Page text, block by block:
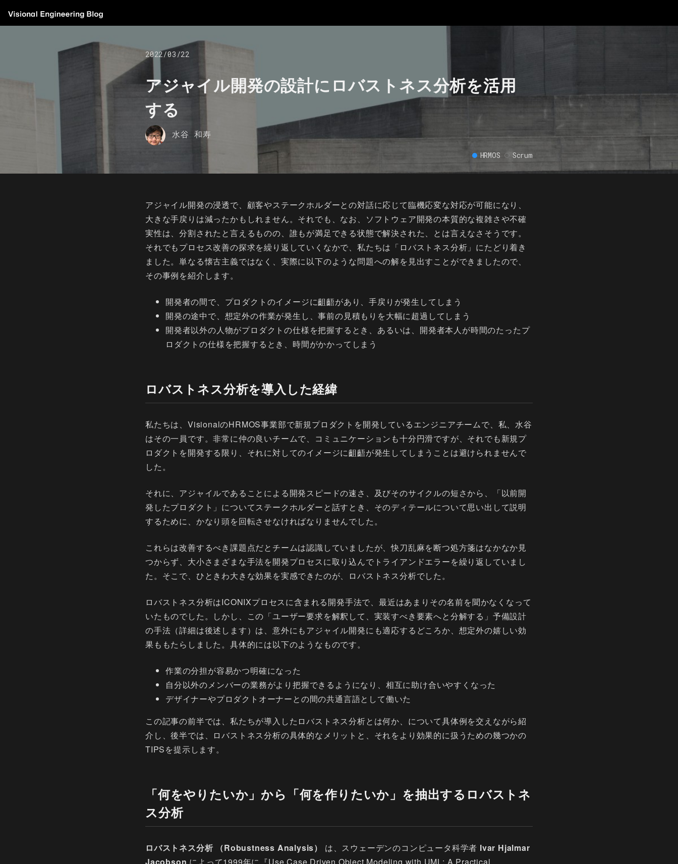
2022/03/22
アジャイル開発の設計にロバストネス分析を活用
する
水谷 和寿
HRMOS Scrum
アジャイル開発の浸透で、顧客やステークホルダーとの対話に応じて臨機応変な対応が可能になり、
大きな手戻りは減ったかもしれません。それでも、なお、ソフトウェア開発の本質的な複雑さや不確
実性は、分割されたと言えるものの、誰もが満足できる状態で解決された、とは言えなさそうです。
それでもプロセス改善の探求を繰り返していくなかで、私たちは「ロバストネス分析」にたどり着き
ました。単なる懐古主義ではなく、実際に以下のような問題への解を見出すことができましたので、
その事例を紹介します。
開発者の間で、プロダクトのイメージに齟齬があり、手戻りが発生してしまう
開発の途中で、想定外の作業が発生し、事前の見積もりを大幅に超過してしまう
開発者以外の人物がプロダクトの仕様を把握するとき、あるいは、開発者本人が時間のたったプ
ロダクトの仕様を把握するとき、時間がかかってしまう
ロバストネス分析を導入した経緯
私たちは、VisionalのHRMOS事業部で新規プロダクトを開発しているエンジニアチームで、私、水谷
はその一員です。非常に仲の良いチームで、コミュニケーションも十分円滑ですが、それでも新規プ
ロダクトを開発する限り、それに対してのイメージに齟齬が発生してしまうことは避けられませんで
した。
それに、アジャイルであることによる開発スピードの速さ、及びそのサイクルの短さから、「以前開
発したプロダクト」についてステークホルダーと話すとき、そのディテールについて思い出して説明
するために、かなり頭を回転させなければなりませんでした。
これらは改善するべき課題点だとチームは認識していましたが、快刀乱麻を断つ処方箋はなかなか見
つからず、大小さまざまな手法を開発プロセスに取り込んでトライアンドエラーを繰り返していまし
た。そこで、ひときわ大きな効果を実感できたのが、ロバストネス分析でした。
ロバストネス分析はICONIXプロセスに含まれる開発手法で、最近はあまりその名前を聞かなくなって
いたものでした。しかし、この「ユーザー要求を解釈して、実装すべき要素へと分解する」予備設計
の手法（詳細は後述します）は、意外にもアジャイル開発にも適応するどころか、想定外の嬉しい効
果ももたらしました。具体的には以下のようなものです。
作業の分担が容易かつ明確になった
自分以外のメンバーの業務がより把握できるようになり、相互に助け合いやすくなった
デザイナーやプロダクトオーナーとの間の共通言語として働いた
この記事の前半では、私たちが導入したロバストネス分析とは何か、について具体例を交えながら紹
介し、後半では、ロバストネス分析の具体的なメリットと、それをより効果的に扱うための幾つかの
TIPSを提示します。
「何をやりたいか」から「何を作りたいか」を抽出するロバストネ
ス分析
ロバストネス分析 （Robustness Analysis） は、スウェーデンのコンピュータ科学者 Ivar Hjalmar